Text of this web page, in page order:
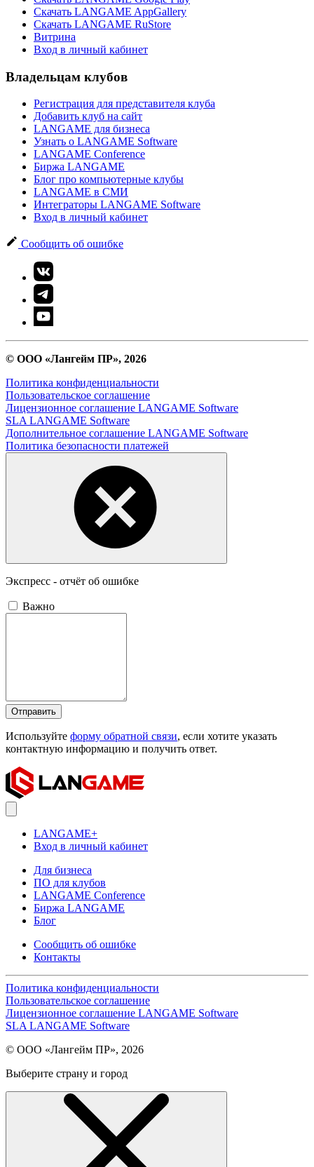
Скачать LANGAME AppGallery
Скачать LANGAME RuStore
Витрина
Вход в личный кабинет
Владельцам клубов
Регистрация для представителя клуба
Добавить клуб на сайт
LANGAME для бизнеса
Узнать о LANGAME Software
LANGAME Conference
Биржа LANGAME
Блог про компьютерные клубы
LANGAME в СМИ
Интеграторы LANGAME Software
Вход в личный кабинет
Сообщить об ошибке
© ООО «Лангейм ПР», 2026
Политика конфиденциальности
Пользовательское соглашение
Лицензионное соглашение LANGAME Software
SLA LANGAME Software
Дополнительное соглашение LANGAME Software
Политика безопасности платежей
Экспресс - отчёт об ошибке
Важно
Отправить
Используйте форму обратной связи, если хотите указать
контактную информацию и получить ответ.
LANGAME+
Вход в личный кабинет
Для бизнеса
ПО для клубов
LANGAME Conference
Биржа LANGAME
Блог
Сообщить об ошибке
Контакты
Политика конфиденциальности
Пользовательское соглашение
Лицензионное соглашение LANGAME Software
SLA LANGAME Software
© ООО «Лангейм ПР», 2026
Выберите страну и город